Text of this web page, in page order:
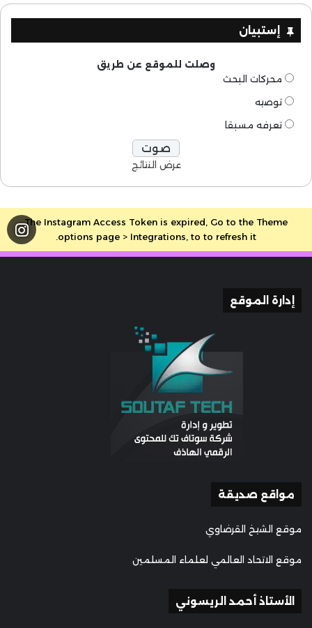
إستبيان
وصلت للموقع عن طريق
محركات البحث
توصيه
تعرفه مسبقا
عرض النتائج
The Instagram Access Token is expired, Go to the Theme
options page > Integrations, to to refresh it.
إدارة الموقع
مواقع صديقة
موقع الشيخ القرضاوي
موقع الاتحاد العالمي لعلماء المسلمين
الأستاذ أحمد الريسوني